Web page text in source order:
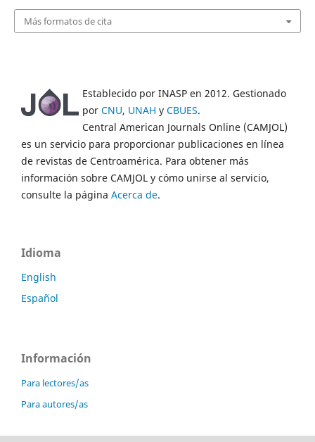
Más formatos de cita
Establecido por INASP en 2012. Gestionado
por CNU, UNAH y CBUES.
Central American Journals Online (CAMJOL)
es un servicio para proporcionar publicaciones en línea
de revistas de Centroamérica. Para obtener más
información sobre CAMJOL y cómo unirse al servicio,
consulte la página Acerca de.
Idioma
English
Español
Información
Para lectores/as
Para autores/as